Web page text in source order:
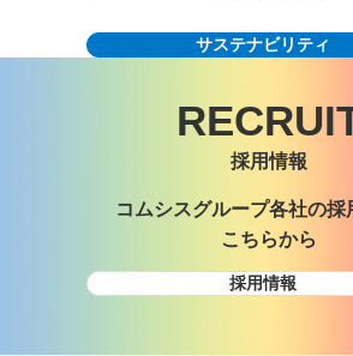
サステナビリティ
採用情報
コムシスグループ各社の採
こちらから
採用情報